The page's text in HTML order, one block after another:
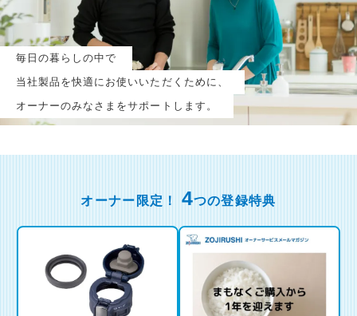
毎日の暮らしの中で
当社製品を快適にお使いいただくために、
オーナーのみなさまをサポートします。
新規会員登録（無料）
ログイン
※新規会員登録または追加製品登録をいただいた方が対象です
※オーナーサービスは日本国内にお住まいの個人の方向けサービスとなります
オーナー限定！ 4つの登録特典